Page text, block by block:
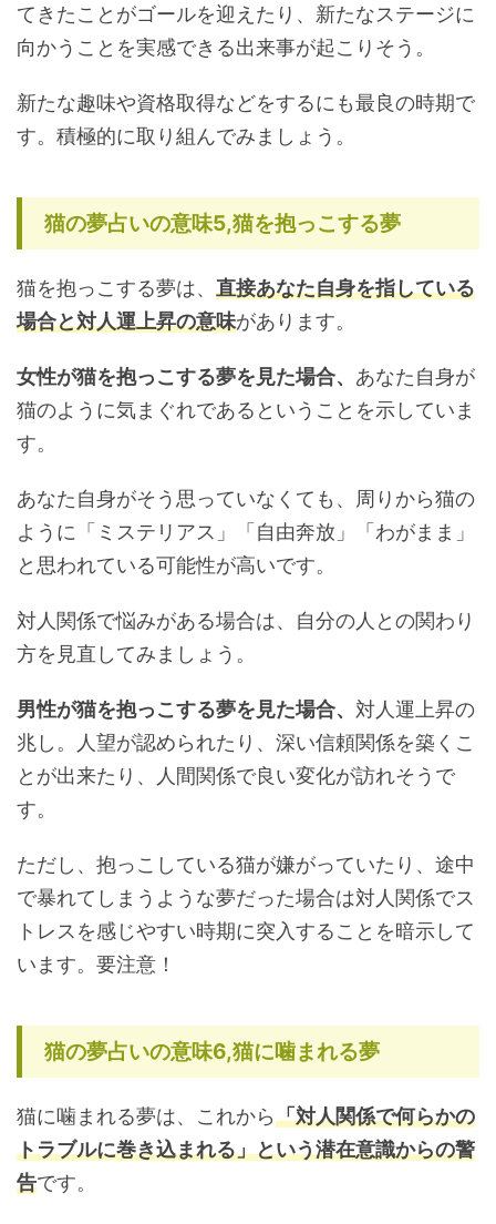
てきたことがゴールを迎えたり、新たなステージに
向かうことを実感できる出来事が起こりそう。
新たな趣味や資格取得などをするにも最良の時期で
す。積極的に取り組んでみましょう。
猫の夢占いの意味5,猫を抱っこする夢
猫を抱っこする夢は、 直接あなた自身を指している
場合と対人運上昇の意味があります。
女性が猫を抱っこする夢を見た場合、 あなた自身が
猫のように気まぐれであるということを示していま
す。
あなた自身がそう思っていなくても、周りから猫の
ように「ミステリアス」「自由奔放」「わがまま」
と思われている可能性が高いです。
対人関係で悩みがある場合は、自分の人との関わり
方を見直してみましょう。
男性が猫を抱っこする夢を見た場合、 対人運上昇の
兆し。人望が認められたり、深い信頼関係を築くこ
とが出来たり、人間関係で良い変化が訪れそうで
す。
ただし、抱っこしている猫が嫌がっていたり、途中
で暴れてしまうような夢だった場合は対人関係でス
トレスを感じやすい時期に突入することを暗示して
います。要注意！
猫の夢占いの意味6,猫に噛まれる夢
猫に噛まれる夢は、これから「対人関係で何らかの
トラブルに巻き込まれる」という潜在意識からの警
告です。